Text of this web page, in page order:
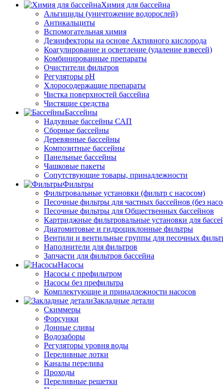
Химия для бассейна
Альгициды (уничтожение водорослей)
Антикальциты
Вспомогательная химия
Дезинфекторы на основе Активного кислорода
Коагулирование и осветление (удаление взвесей)
Комбинированные препараты
Очистители фильтров
Регуляторы pH
Хлоросодержащие препараты
Чистка поверхностей бассейна
Чистящие средства
Бассейны
Надувные бассейны САП
Сборные бассейны
Деревянные бассейны
Композитные бассейны
Панельные бассейны
Чашковые пакеты
Сопутствующие товары, принадлежности
Фильтры
Фильтровальные установки (фильтр с насосом)
Песочные фильтры для частных бассейнов (без
Песочные фильтры для Общественных бассейнов
Картриджные фильтровальные установки для
Диатомитовые и гидроциклонные фильтры
Вентили и вентильные группы для песочных
Наполнители для фильтров
Запчасти для фильтров бассейна
Насосы
Насосы с префильтром
Насосы без префильтра
Комплектующие и принадлежности насосов
Закладные детали
Скиммеры
Форсунки
Донные сливы
Водозаборы
Регуляторы уровня воды
Переливные лотки
Каналы перелива
Проходы
Переливные решетки